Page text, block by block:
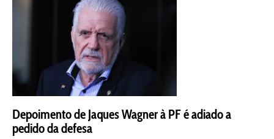
Depoimento de Jaques Wagner à PF é adiado a
pedido da defesa